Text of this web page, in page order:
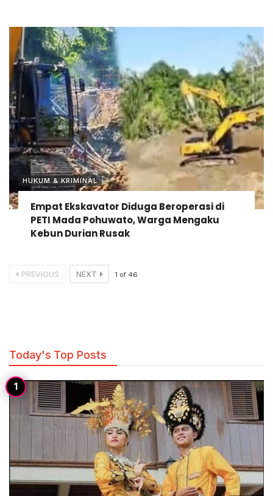
HUKUM & KRIMINAL
Empat Ekskavator Diduga Beroperasi di
PETI Mada Pohuwato, Warga Mengaku
Kebun Durian Rusak
PREVIOUS NEXT 1 of 46
Today's Top Posts